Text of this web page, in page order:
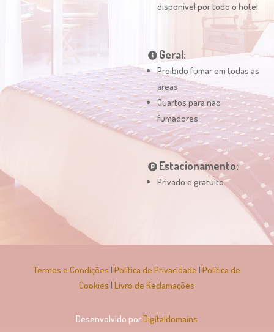
disponível por todo o hotel.
Geral:
Proibido fumar em todas as
áreas
Quartos para não
fumadores
Estacionamento:
Privado e gratuito.
Termos e Condições | Política de Privacidade | Política de
Cookies |Livro de Reclamações
Desenvolvido porDigitaldomains